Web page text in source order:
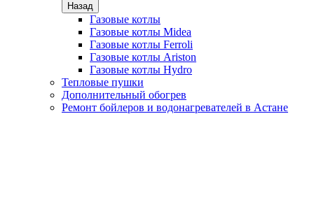
Назад
Газовые котлы
Газовые котлы Midea
Газовые котлы Ferroli
Газовые котлы Ariston
Газовые котлы Hydro
Тепловые пушки
Дополнительный обогрев
Ремонт бойлеров и водонагревателей в Астане